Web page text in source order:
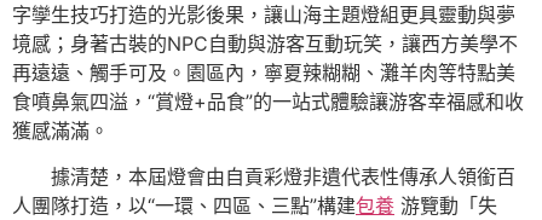
字孿生技巧打造的光影後果，讓山海主題燈組更具靈動與夢
境感；身著古裝的NPC自動與游客互動玩笑，讓西方美學不
再遠遠、觸手可及。園區內，寧夏辣糊糊、灘羊肉等特點美
食噴鼻氣四溢，“賞燈+品食”的一站式體驗讓游客幸福感和收
獲感滿滿。
據清楚，本屆燈會由自貢彩燈非遺代表性傳承人領銜百
人團隊打造，以“一環、四區、三點”構建包養 游覽動「失